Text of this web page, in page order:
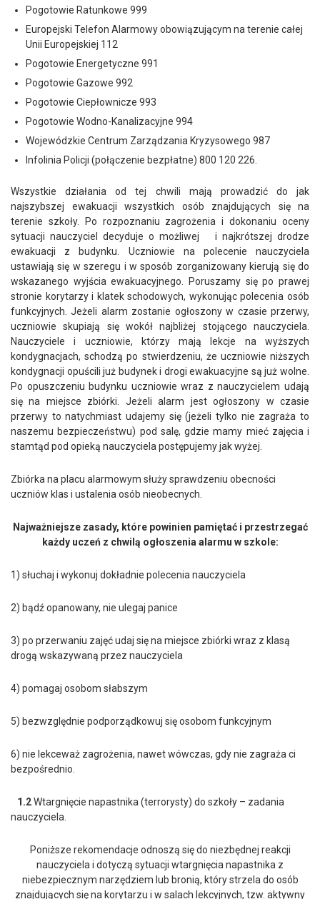
Pogotowie Ratunkowe 999
Europejski Telefon Alarmowy obowiązującym na terenie całej
Unii Europejskiej 112
Pogotowie Energetyczne 991
Pogotowie Gazowe 992
Pogotowie Ciepłownicze 993
Pogotowie Wodno-Kanalizacyjne 994
Wojewódzkie Centrum Zarządzania Kryzysowego 987
Infolinia Policji (połączenie bezpłatne) 800 120 226.
Wszystkie działania od tej chwili mają prowadzić do jak
najszybszej ewakuacji wszystkich osób znajdujących się na
terenie szkoły. Po rozpoznaniu zagrożenia i dokonaniu oceny
sytuacji nauczyciel decyduje o możliwej i najkrótszej drodze
ewakuacji z budynku. Uczniowie na polecenie nauczyciela
ustawiają się w szeregu i w sposób zorganizowany kierują się do
wskazanego wyjścia ewakuacyjnego. Poruszamy się po prawej
stronie korytarzy i klatek schodowych, wykonując polecenia osób
funkcyjnych. Jeżeli alarm zostanie ogłoszony w czasie przerwy,
uczniowie skupiają się wokół najbliżej stojącego nauczyciela.
Nauczyciele i uczniowie, którzy mają lekcje na wyższych
kondygnacjach, schodzą po stwierdzeniu, że uczniowie niższych
kondygnacji opuścili już budynek i drogi ewakuacyjne są już wolne.
Po opuszczeniu budynku uczniowie wraz z nauczycielem udają
się na miejsce zbiórki. Jeżeli alarm jest ogłoszony w czasie
przerwy to natychmiast udajemy się (jeżeli tylko nie zagraża to
naszemu bezpieczeństwu) pod salę, gdzie mamy mieć zajęcia i
stamtąd pod opieką nauczyciela postępujemy jak wyżej.
Zbiórka na placu alarmowym służy sprawdzeniu obecności
uczniów klas i ustalenia osób nieobecnych.
Najważniejsze zasady, które powinien pamiętać i przestrzegać
każdy uczeń z chwilą ogłoszenia alarmu w szkole:
1) słuchaj i wykonuj dokładnie polecenia nauczyciela
2) bądź opanowany, nie ulegaj panice
3) po przerwaniu zajęć udaj się na miejsce zbiórki wraz z klasą
drogą wskazywaną przez nauczyciela
4) pomagaj osobom słabszym
5) bezwzględnie podporządkowuj się osobom funkcyjnym
6) nie lekceważ zagrożenia, nawet wówczas, gdy nie zagraża ci
bezpośrednio.
1.2Wtargnięcie napastnika (terrorysty) do szkoły – zadania
nauczyciela.
Poniższe rekomendacje odnoszą się do niezbędnej reakcji
nauczyciela i dotyczą sytuacji wtargnięcia napastnika z
niebezpiecznym narzędziem lub bronią, który strzela do osób
znajdujących się na korytarzu i w salach lekcyjnych, tzw. aktywny